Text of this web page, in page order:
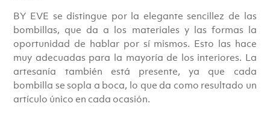
BY EVE se distingue por la elegante sencillez de las
bombillas, que da a los materiales y las formas la
oportunidad de hablar por sí mismos. Esto las hace
muy adecuadas para la mayoría de los interiores. La
artesanía también está presente, ya que cada
bombilla se sopla a boca, lo que da como resultado un
artículo único en cada ocasión.